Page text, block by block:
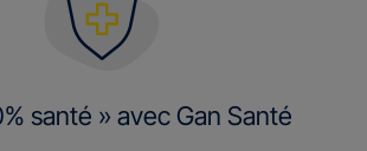
santé » avec Gan Santé